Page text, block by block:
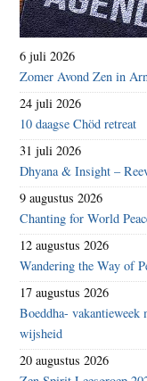
6 juli 2026
Zomer Avond Zen in
24 juli 2026
10 daagse Chöd retreat
31 juli 2026
Dhyana & Insight –
9 augustus 2026
Chanting for World
12 augustus 2026
Wandering the Way of
17 augustus 2026
Boeddha- vakantieweek
wijsheid
20 augustus 2026